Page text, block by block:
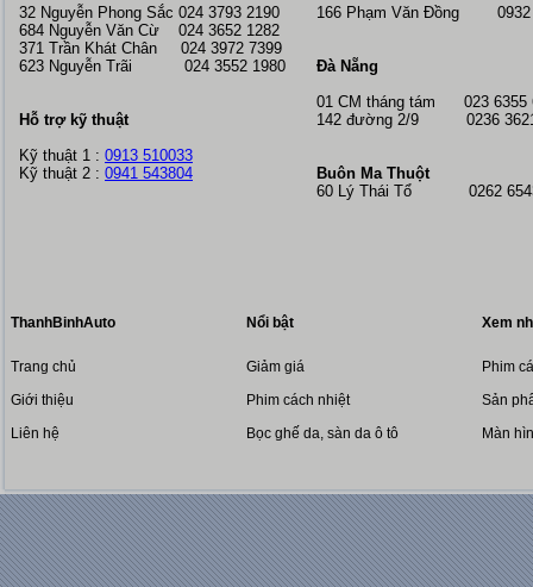
32 Nguyễn Phong Sắc 024 3793 2190
684 Nguyễn Văn Cừ 024 3652 1282
371 Trần Khát Chân 024 3972 7399
623 Nguyễn Trãi 024 3552 1980
Hỗ trợ kỹ thuật
Kỹ thuật 1 : 0913 510033
Kỹ thuật 2 : 0941 543804
166 Phạm Văn Đồng 0932
Đà Nẵng
01 CM tháng tám 023 6355
142 đường 2/9 0236
Buôn Ma Thuột
60 Lý Thái Tổ 0262
ThanhBinhAuto
Trang chủ
Giới thiệu
Liên hệ
Nổi bật
Giảm giá
Phim cách nhiệt
Bọc ghế da, sàn da ô tô
Xem
Phim
Sản
Màn